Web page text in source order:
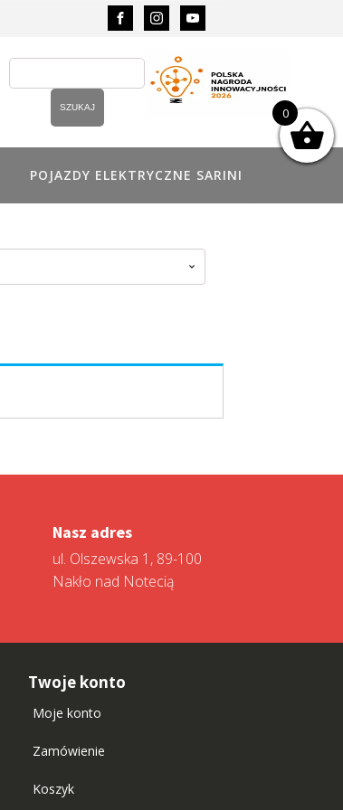
POJAZDY ELEKTRYCZNE SARINI
Nasz adres
ul. Olszewska 1, 89-100
Nakło nad Notecią
Twoje konto
Moje konto
Zamówienie
Koszyk
0